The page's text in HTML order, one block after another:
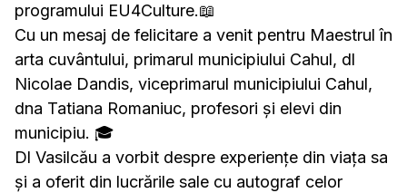
programului EU4Culture.📖
Cu un mesaj de felicitare a venit pentru Maestrul în
arta cuvântului, primarul municipiului Cahul, dl
Nicolae Dandis, viceprimarul municipiului Cahul,
dna Tatiana Romaniuc, profesori și elevi din
municipiu. 🎓
Dl Vasilcău a vorbit despre experiențe din viața sa
și a oferit din lucrările sale cu autograf celor